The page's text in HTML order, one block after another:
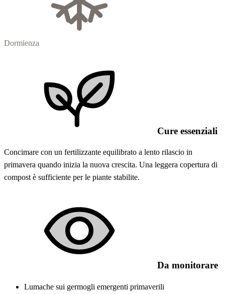
Dormienza
Cure essenziali
Concimare con un fertilizzante equilibrato a lento rilascio in
primavera quando inizia la nuova crescita. Una leggera copertura di
compost è sufficiente per le piante stabilite.
Da monitorare
Lumache sui germogli emergenti primaverili